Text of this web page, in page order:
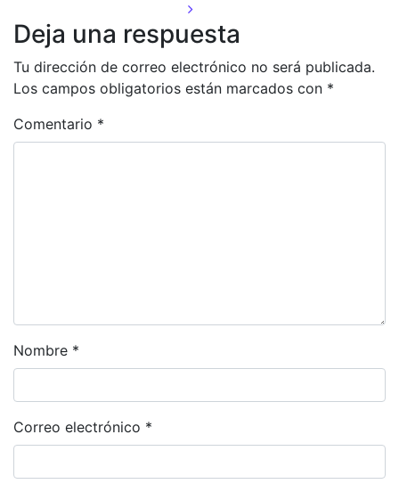
Deja una respuesta
Tu dirección de correo electrónico no será publicada.
Los campos obligatorios están marcados con *
Comentario *
Nombre *
Correo electrónico *